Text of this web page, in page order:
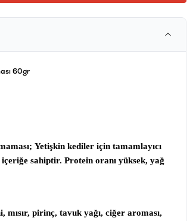
60gr
Yetişkin kediler için tamamlayıcı
sahiptir. Protein oranı yüksek, yağ
pirinç, tavuk yağı, ciğer aroması,